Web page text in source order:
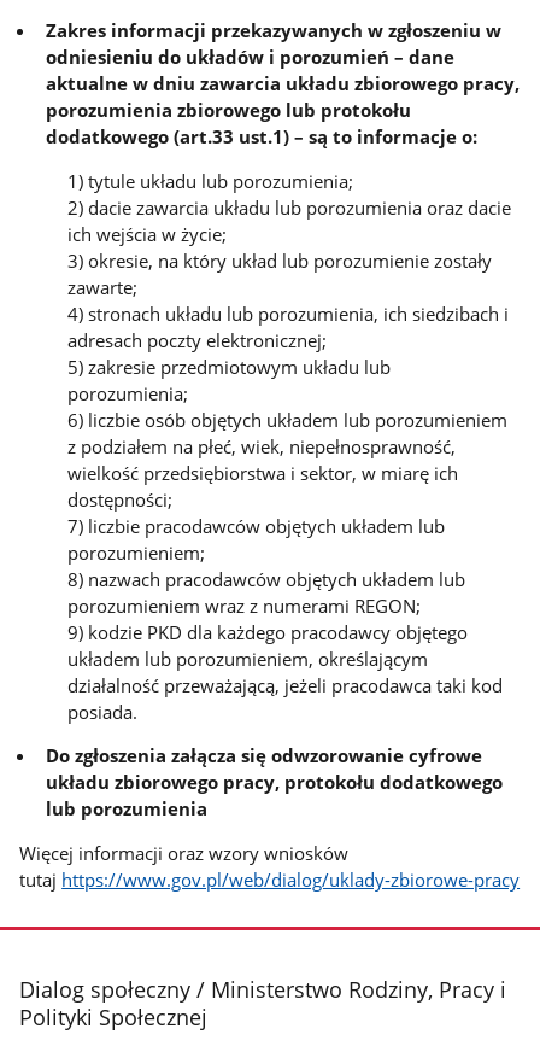
Zakres informacji przekazywanych w zgłoszeniu w
odniesieniu do układów i porozumień – dane
aktualne w dniu zawarcia układu zbiorowego pracy,
porozumienia zbiorowego lub protokołu
dodatkowego (art.33 ust.1) – są to informacje o:
1) tytule układu lub porozumienia;
2) dacie zawarcia układu lub porozumienia oraz dacie
ich wejścia w życie;
3) okresie, na który układ lub porozumienie zostały
zawarte;
4) stronach układu lub porozumienia, ich siedzibach i
adresach poczty elektronicznej;
5) zakresie przedmiotowym układu lub
porozumienia;
6) liczbie osób objętych układem lub porozumieniem
z podziałem na płeć, wiek, niepełnosprawność,
wielkość przedsiębiorstwa i sektor, w miarę ich
dostępności;
7) liczbie pracodawców objętych układem lub
porozumieniem;
8) nazwach pracodawców objętych układem lub
porozumieniem wraz z numerami REGON;
9) kodzie PKD dla każdego pracodawcy objętego
układem lub porozumieniem, określającym
działalność przeważającą, jeżeli pracodawca taki kod
posiada.
Do zgłoszenia załącza się odwzorowanie cyfrowe
układu zbiorowego pracy, protokołu dodatkowego
lub porozumienia
Więcej informacji oraz wzory wniosków
tutaj https://www.gov.pl/web/dialog/uklady-zbiorowe-pracy
stopka
Dialog społeczny / Ministerstwo Rodziny, Pracy i
Polityki Społecznej